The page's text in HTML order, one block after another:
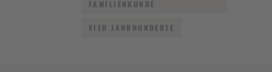
FAMILIENKUNDE
VIER JAHRHUNDERTE